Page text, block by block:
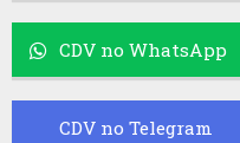
CDV no WhatsApp
CDV no Telegram